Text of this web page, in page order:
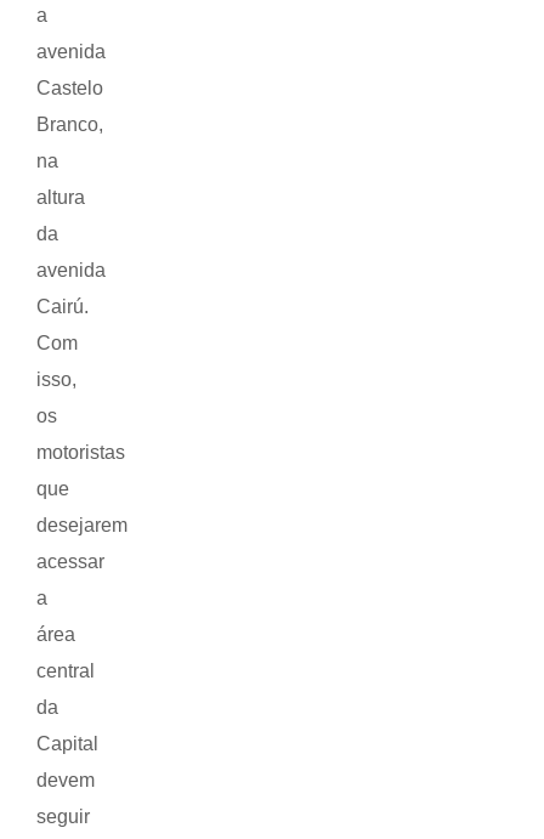
a
avenida
Castelo
Branco,
na
altura
da
avenida
Cairú.
Com
isso,
os
motoristas
que
desejarem
acessar
a
área
central
da
Capital
devem
seguir